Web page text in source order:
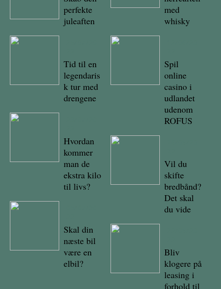
perfekte
juleaften
Tid til en
legendaris
k tur med
drengene
Hvordan
kommer
man de
ekstra kilo
til livs?
Skal din
næste bil
være en
elbil?
med
whisky
Spil
online
casino i
udlandet
udenom
ROFUS
Vil du
skifte
bredbånd?
Det skal
du vide
Bliv
klogere på
leasing i
forhold til